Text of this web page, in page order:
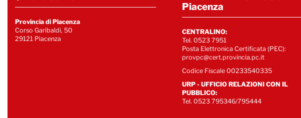
Provincia di Piacenza
Corso Garibaldi, 50
29121 Piacenza
Piacenza
CENTRALINO:
Tel. 0523 7951
Posta Elettronica Certificata (PEC):
provpc@cert.provincia.pc.it
Codice Fiscale 00233540335
URP - UFFICIO RELAZIONI CON IL
PUBBLICO:
Tel. 0523 795346/795444